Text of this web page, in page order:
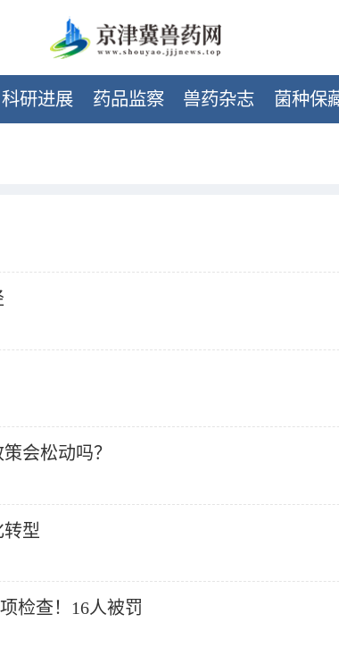
科研进展 药品监察 兽药杂志 菌种保
会松动吗？
型
检查！16人被罚